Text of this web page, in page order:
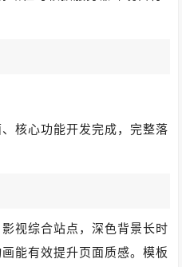
核心功能开发完成，完整落
视综合站点，深色背景长时
能有效提升页面质感。模板